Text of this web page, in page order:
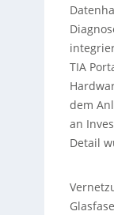
TIA
dem
an
Detail